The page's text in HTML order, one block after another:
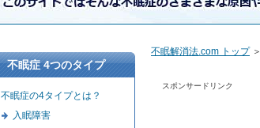
不眠解消法.com トップ＞
スポンサードリンク
不眠症 4つのタイプ
不眠症の4タイプとは？
入眠障害